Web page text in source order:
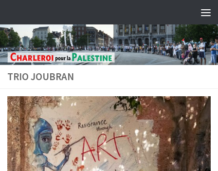
TRIO JOUBRAN